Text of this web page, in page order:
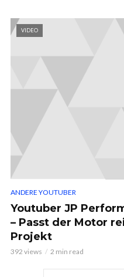
VIDEO
ANDERE YOUTUBER
Youtuber JP
– Passt der Motor
Projekt
392 views 2 min read